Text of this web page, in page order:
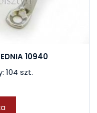
10940
104 szt.